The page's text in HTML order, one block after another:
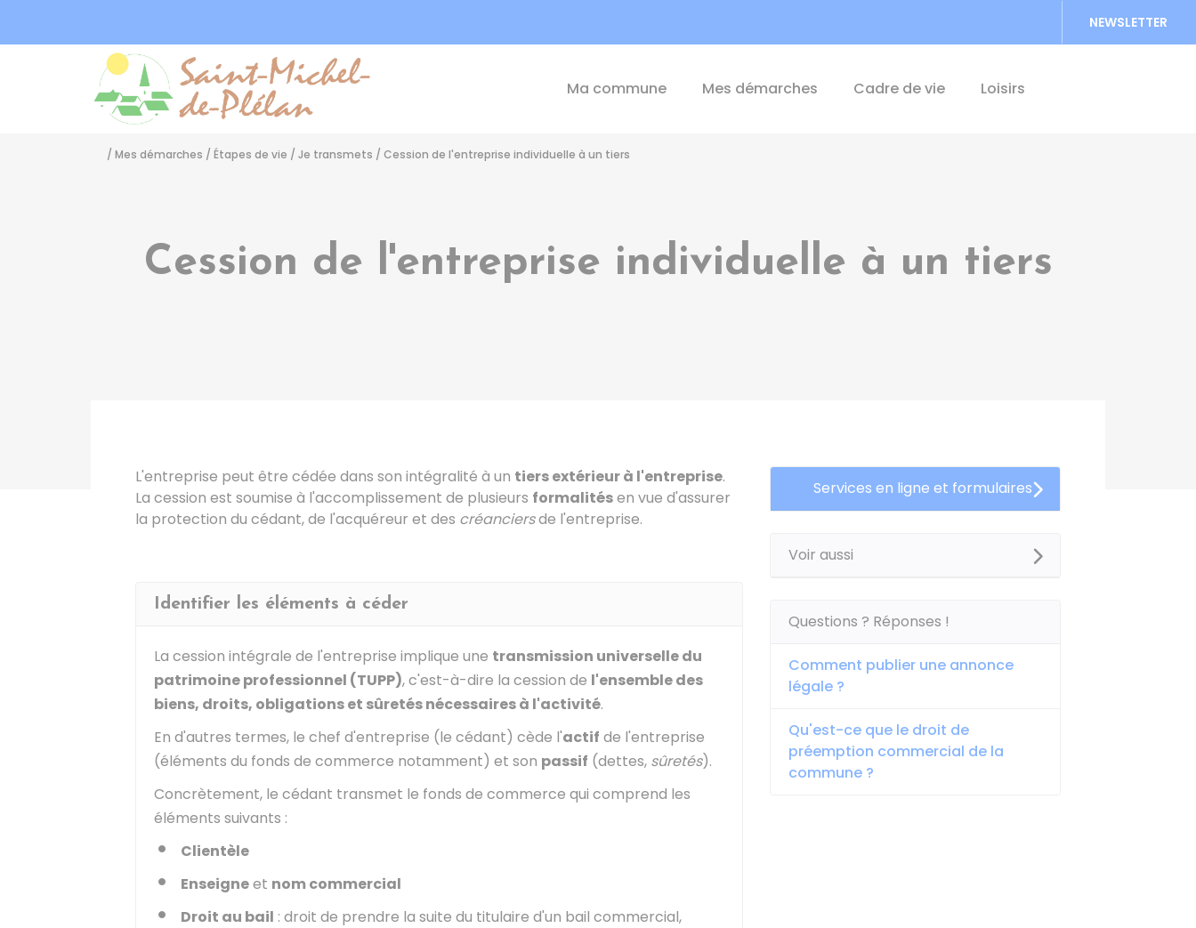
NEWSLETTER
Ma commune Mes démarches Cadre de vie Loisirs
/ Mes démarches / Étapes de vie / Je transmets / Cession de l'entreprise individuelle à un tiers
Cession de l'entreprise individuelle à un tiers
L'entreprise peut être cédée dans son intégralité à un tiers extérieur à l'entreprise.
La cession est soumise à l'accomplissement de plusieurs formalitésen vue d'assurer
la protection du cédant, de l'acquéreur et des créanciersde l'entreprise.
Identifier les éléments à céder
La cession intégrale de l'entreprise implique une transmission universelle du
patrimoine professionnel (TUPP), c'est-à-dire la cession de l'ensemble des
biens, droits, obligations et sûretés nécessaires à l'activité.
En d'autres termes, le chef d'entreprise (le cédant) cède l'actif de l'entreprise
(éléments du fonds de commerce notamment) et son passif (dettes, sûretés).
Concrètement, le cédant transmet le fonds de commerce qui comprend les
éléments suivants :
Clientèle
Enseigneet nom commercial
Droit au bail : droit de prendre la suite du titulaire d'un bail commercial,
Services en ligne et formulaires
Voir aussi
Questions ? Réponses !
Comment publier une annonce
légale ?
Qu'est-ce que le droit de
préemption commercial de la
commune ?